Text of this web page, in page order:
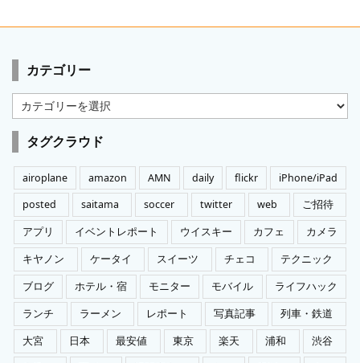
カテゴリー
テ
ゴ
ー
タグクラウド
airoplane amazon AMN daily flickr
iPhone/iPad
posted
saitama soccer twitter web
ご招待
アプリ
イベントレポート ウイスキー カフェ
カメラ
キヤノン
ケータイ スイーツ チェコ
テクニック
ブログ
ホテル・宿 モニター モバイル
ライフハック
ランチ
ラーメン レポート 写真記事
列車・鉄道
大宮
日本 最安値 東京 楽天 浦和
渋谷